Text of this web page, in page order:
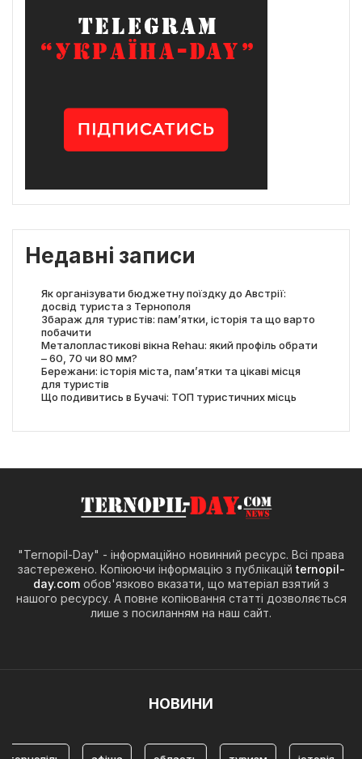
Недавні записи
Як організувати бюджетну поїздку до Австрії:
досвід туриста з Тернополя
Збараж для туристів: пам’ятки, історія та що варто
побачити
Металопластикові вікна Rehau: який профіль обрати
– 60, 70 чи 80 мм?
Бережани: історія міста, пам’ятки та цікаві місця
для туристів
Що подивитись в Бучачі: ТОП туристичних місць
"Ternopil-Day" - інформаційно новинний ресурс. Всі права
застережено. Копіюючи інформацію з публікаційternopil-
day.com обов'язково вказати, що матеріал взятий з
нашого ресурсу. А повне копіювання статті дозволяється
лише з посиланням на наш сайт.
НОВИНИ